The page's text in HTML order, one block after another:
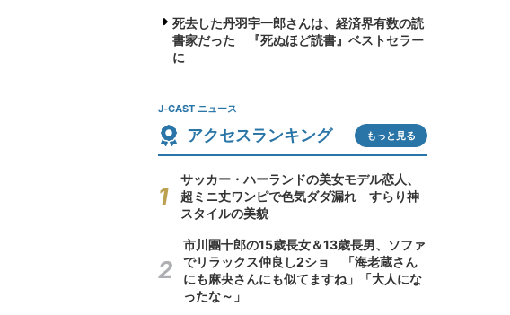
死去した丹羽宇一郎さんは、経済界有数の読
書家だった 『死ぬほど読書』ベストセラー
に
J-CAST ニュース
アクセスランキング もっと見る
サッカー・ハーランドの美女モデル恋人、
超ミニ丈ワンピで色気ダダ漏れ すらり神
スタイルの美貌
市川團十郎の15歳長女＆13歳長男、ソファ
でリラックス仲良し2ショ 「海老蔵さん
にも麻央さんにも似てますね」「大人にな
ったな～」